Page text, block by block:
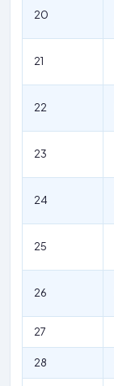
20
21
22
23
24
25
26
27
28